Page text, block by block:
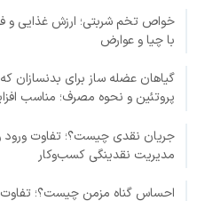
خواص تخم شربتی؛ ارزش غذایی و
با چیا و عوارض
گیاهان عضله ساز برای بدنسازان
پروتئین و نحوه مصرف؛ مناسب
جریان نقدی چیست؟؛ تفاوت
مدیریت نقدینگی کسب‌وکار
احساس گناه مزمن چیست؟؛ تفاوت